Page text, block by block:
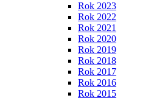
Rok 2023
Rok 2022
Rok 2021
Rok 2020
Rok 2019
Rok 2018
Rok 2017
Rok 2016
Rok 2015